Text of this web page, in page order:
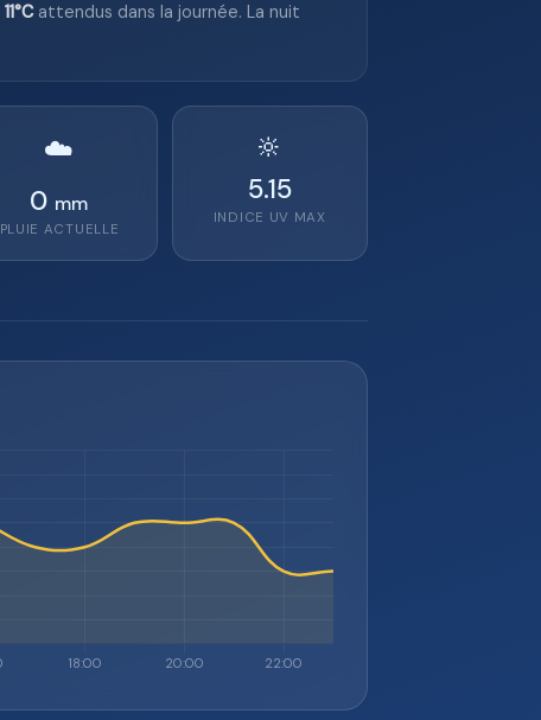
11°Cattendus dans la journée. La nuit
☁️
0 mm
PLUIE ACTUELLE
🔆
5.15
INDICE UV MAX